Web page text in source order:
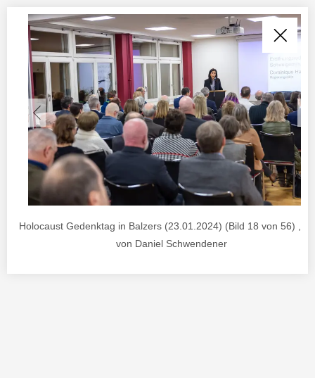
Holocaust Gedenktag in Balzers (23.01.2024) (Bild 18 von 56) ,
von Daniel Schwendener